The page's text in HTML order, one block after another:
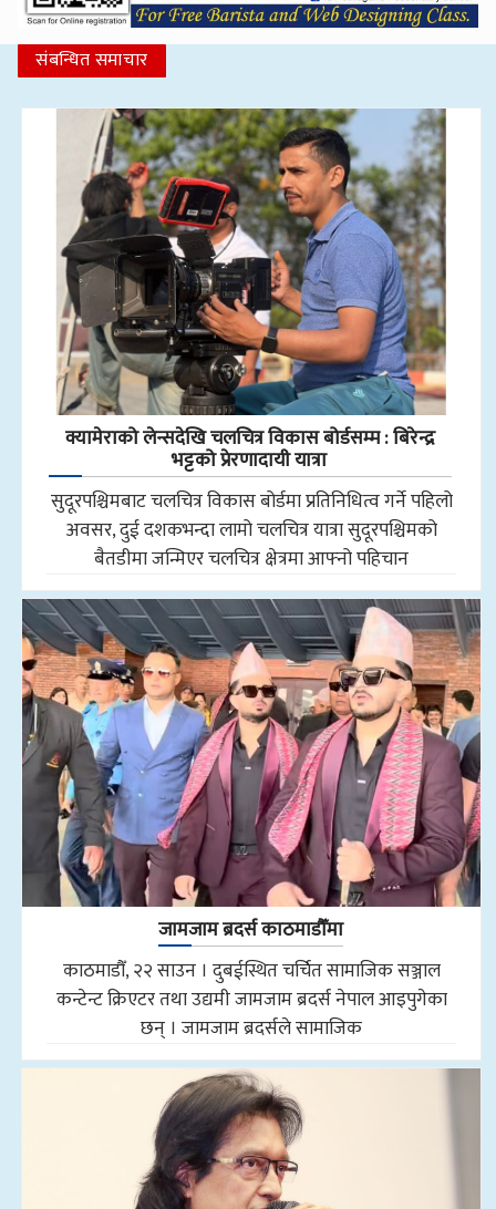
संबन्धित समाचार
क्यामेराको लेन्सदेखि चलचित्र विकास बोर्डसम्म : बिरेन्द्र
भट्टको प्रेरणादायी यात्रा
सुदूरपश्चिमबाट चलचित्र विकास बोर्डमा प्रतिनिधित्व गर्ने पहिलो
अवसर, दुई दशकभन्दा लामो चलचित्र यात्रा सुदूरपश्चिमको
बैतडीमा जन्मिएर चलचित्र क्षेत्रमा आफ्नो पहिचान
जामजाम ब्रदर्स काठमाडौँमा
काठमाडौँ, २२ साउन । दुबईस्थित चर्चित सामाजिक सञ्जाल
कन्टेन्ट क्रिएटर तथा उद्यमी जामजाम ब्रदर्स नेपाल आइपुगेका
छन् । जामजाम ब्रदर्सले सामाजिक